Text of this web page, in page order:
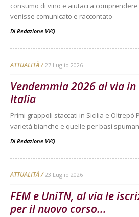
consumo di vino e aiutaci a
venisse comunicato e raccontato
Di Redazione VVQ
ATTUALITÀ 27 Luglio 2026
Vendemmia 2026 al via in
Italia
Primi grappoli staccati in Sicilia e Oltrepò
varietà bianche e quelle per basi
Di Redazione VVQ
ATTUALITÀ 23 Luglio 2026
FEM e UniTN, al via le
per il nuovo corso...